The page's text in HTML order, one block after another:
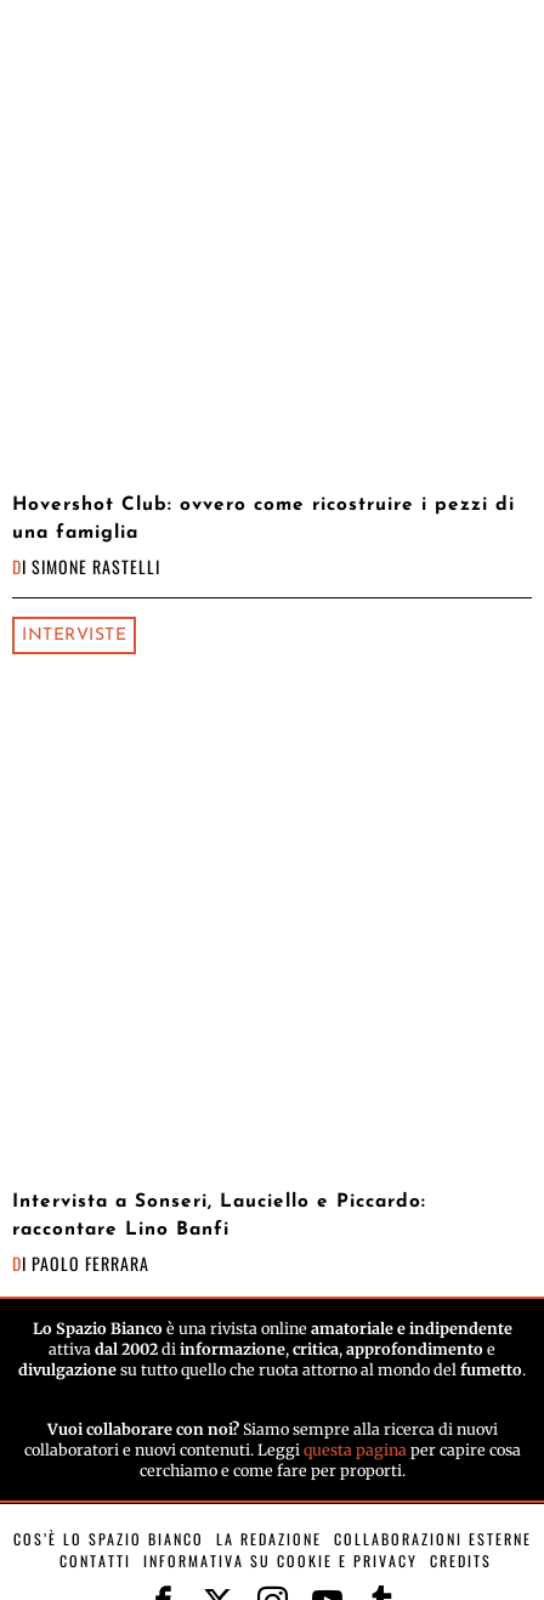
Hovershot Club: ovvero come ricostruire i pezzi di
una famiglia
DI SIMONE RASTELLI
INTERVISTE
Intervista a Sonseri, Lauciello e Piccardo:
raccontare Lino Banfi
DI PAOLO FERRARA
Lo Spazio Biancoè una rivista online amatoriale e indipendente
attiva dal 2002 di informazione, critica, approfondimento e
divulgazione su tutto quello che ruota attorno al mondo del fumetto.
Vuoi collaborare con noi? Siamo sempre alla ricerca di nuovi
collaboratori e nuovi contenuti. Leggi questa pagina per capire cosa
cerchiamo e come fare per proporti.
COS’È LO SPAZIO BIANCO LA REDAZIONE
COLLABORAZIONI ESTERNE
CONTATTI
INFORMATIVA SU COOKIE E PRIVACY CREDITS